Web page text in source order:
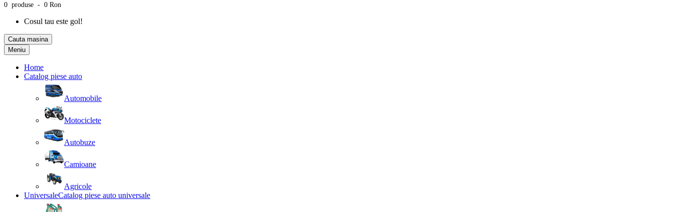
0 produse - 0 Ron
Cosul tau este gol!
Cauta masina
Meniu
Home
Catalog piese auto
Automobile
Motociclete
Autobuze
Camioane
Agricole
UniversaleCatalog piese auto universale